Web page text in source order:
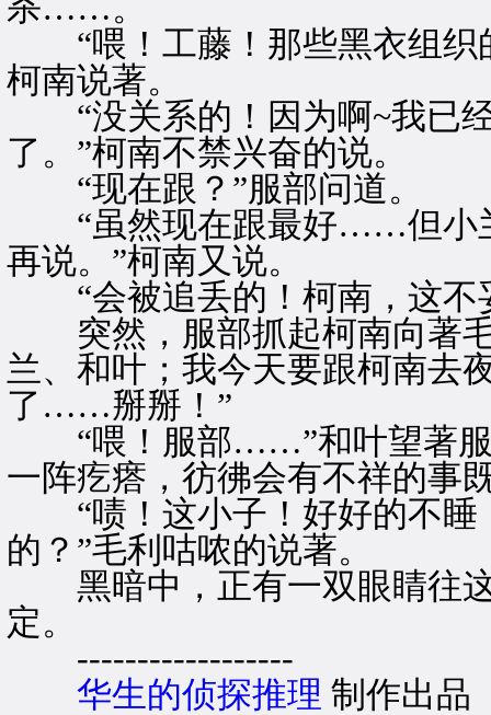
杀……。
“喂！工藤！那些黑衣组织
柯南说著。
“没关系的！因为啊~我已
了。”柯南不禁兴奋的说。
“现在跟？”服部问道。
“虽然现在跟最好……但小兰
再说。”柯南又说。
“会被追丢的！柯南，这不
突然，服部抓起柯南向著毛
兰、和叶；我今天要跟柯南去
了……掰掰！”
“喂！服部……”和叶望著服
一阵疙瘩，彷彿会有不祥的事
“啧！这小子！好好的不睡
的？”毛利咕哝的说著。
黑暗中，正有一双眼睛往这
定。
------------------
华生的侦探推理 制作出品